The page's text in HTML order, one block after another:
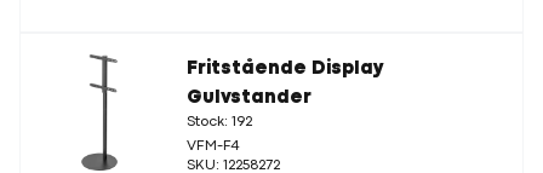
Fritstående Display
Gulvstander
Stock: 192
VFM-F4
SKU: 12258272